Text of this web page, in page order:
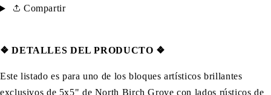
Compartir
❖ DETALLES DEL PRODUCTO ❖
Este listado es para uno de los bloques artísticos brillantes
exclusivos de 5x5" de North Birch Grove con lados rústicos de